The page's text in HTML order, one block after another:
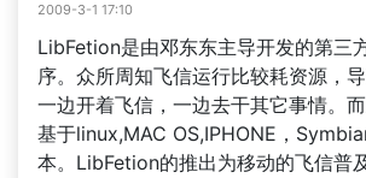
2009-3-1 17:10
LibFetion是由邓东东主导开发的第三
序。众所周知飞信运行比较耗资源，
一边开着飞信，一边去干其它事情。
基于linux,MAC OS,IPHONE，
本。LibFetion的推出为移动的飞信普